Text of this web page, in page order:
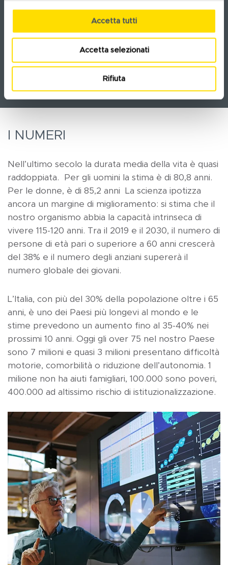
Accetta tutti
Accetta selezionati
Rifiuta
l’invecchiamento può essere considerato come “la
madre” di tutte le patologie croniche, è altrettanto
vero che nell’invecchiamento la genetica gioca un
ruolo parziale, mentre più determinante è
l’epigenetica, cioè l’ambiente e lo stile di vita
I NUMERI
Nell’ultimo secolo la durata media della vita è quasi
raddoppiata. Per gli uomini la stima è di 80,8 anni.
Per le donne, è di 85,2 anni La scienza ipotizza
ancora un margine di miglioramento: si stima che il
nostro organismo abbia la capacità intrinseca di
vivere 115-120 anni. Tra il 2019 e il 2030, il numero di
persone di età pari o superiore a 60 anni crescerà
del 38% e il numero degli anziani supererà il
numero globale dei giovani.
L’Italia, con più del 30% della popolazione oltre i 65
anni, è uno dei Paesi più longevi al mondo e le
stime prevedono un aumento fino al 35-40% nei
prossimi 10 anni. Oggi gli over 75 nel nostro Paese
sono 7 milioni e quasi 3 milioni presentano difficoltà
motorie, comorbilità o riduzione dell’autonomia. 1
milione non ha aiuti famigliari, 100.000 sono poveri,
400.000 ad altissimo rischio di istituzionalizzazione.